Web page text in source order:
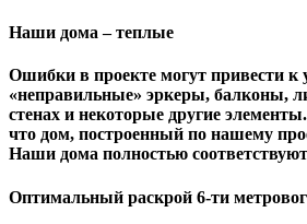
Наши дома – теплые
Ошибки в проекте могут привести к
«неправильные» эркеры, балконы,
стенах и некоторые другие
чтo дом, построенный по нашему
Наши дома полностью
Оптимальный раскрой 6-ти